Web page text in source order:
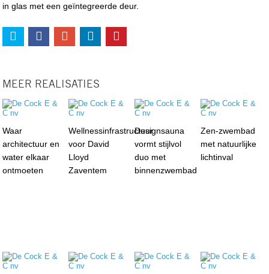
in glas met een geïntegreerde deur.
MEER REALISATIES
Waar
architectuur en
water elkaar
ontmoeten
Wellnessinfrastructuur
voor David
Lloyd
Zaventem
Designsauna
vormt stijlvol
duo met
binnenzwembad
Zen-zwembad
met natuurlijke
lichtinval